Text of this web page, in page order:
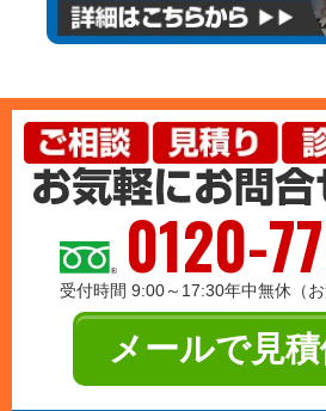
0120-
受付時間 9:00～17:30年中無休（お
メールで見